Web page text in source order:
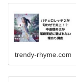
trendy-rhyme.com